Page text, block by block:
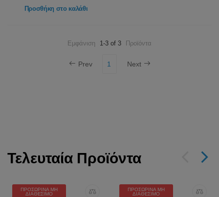
Προσθήκη στο καλάθι
Εμφάνιση 1-3 of 3 Προϊόντα
Prev 1 Next
Τελευταία Προϊόντα
ΠΡΟΣΩΡΙΝΆ ΜΗ
ΔΙΑΘΈΣΙΜΟ
ΠΡΟΣΩΡΙΝΆ ΜΗ
ΔΙΑΘΈΣΙΜΟ